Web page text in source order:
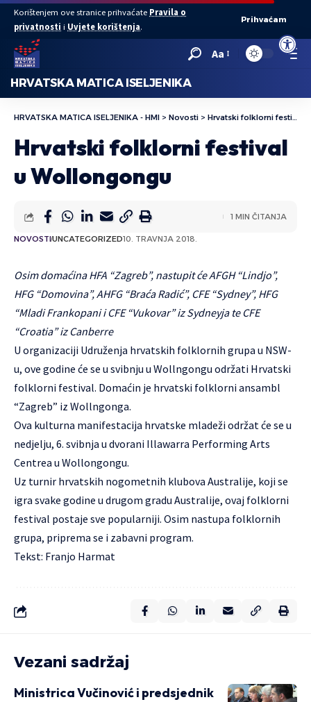
Open
Korištenjem ove stranice prihvaćate Pravila o
privatnosti i Uvjete korištenja.
Prihvaćam
Aa
HRVATSKA MATICA ISELJENIKA
HRVATSKA MATICA ISELJENIKA - HMI > Novosti > Hrvatski folklorni festival u Wollongongu
Hrvatski folklorni festival
u Wollongongu
NOVOSTIUNCATEGORIZED10. TRAVNJA 2018.
1 MIN ČITANJA
Osim domaćina HFA “Zagreb”, nastupit će AFGH “Lindjo”,
HFG “Domovina”, AHFG “Braća Radić”, CFE “Sydney”, HFG
“Mladi Frankopani i CFE “Vukovar” iz Sydneyja te CFE
“Croatia” iz Canberre
U organizaciji Udruženja hrvatskih folklornih grupa u NSW-
u, ove godine će se u svibnju u Wollngongu održati Hrvatski
folklorni festival. Domaćin je hrvatski folklorni ansambl
“Zagreb” iz Wollngonga.
Ova kulturna manifestacija hrvatske mladeži održat će se u
nedjelju, 6. svibnja u dvorani Illawarra Performing Arts
Centrea u Wollongongu.
Uz turnir hrvatskih nogometnih klubova Australije, koji se
igra svake godine u drugom gradu Australije, ovaj folklorni
festival postaje sve popularniji. Osim nastupa folklornih
grupa, priprema se i zabavni program.
Tekst: Franjo Harmat
Vezani sadržaj
Ministrica Vučinović i predsjednik